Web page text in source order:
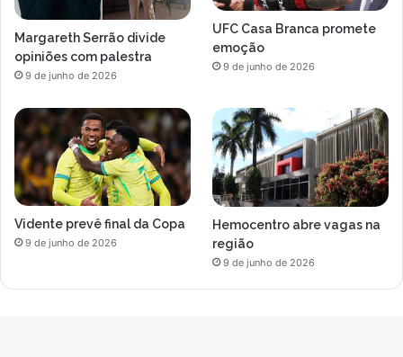
Margareth Serrão divide
opiniões com palestra
9 de junho de 2026
UFC Casa Branca promete
emoção
9 de junho de 2026
Vidente prevê final da Copa
9 de junho de 2026
Hemocentro abre vagas na
região
9 de junho de 2026